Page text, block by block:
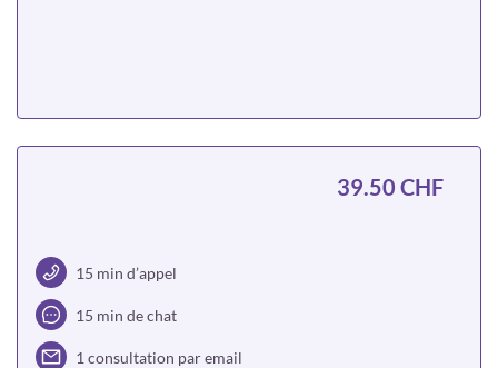
15 min d’appel
15 min de chat
1 consultation par email
39.50 CHF